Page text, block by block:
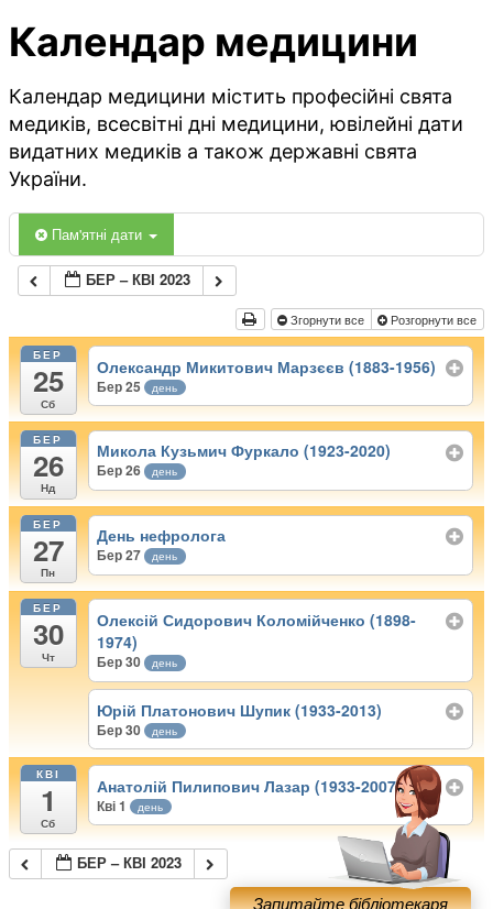
Календар медицини
Календар медицини містить професійні свята
медиків, всесвітні дні медицини, ювілейні дати
видатних медиків а також державні свята
України.
Пам'ятні дати
БЕР – КВІ 2023
Згорнути все Розгорнути все
БЕР
25
Сб
Олександр Микитович Марзєєв (1883-1956)
Бер 25 день
БЕР
26
Нд
Микола Кузьмич Фуркало (1923-2020)
Бер 26 день
БЕР
27
Пн
День нефролога
Бер 27 день
БЕР
30
Чт
Олексій Сидорович Коломійченко (1898-
1974)
Бер 30 день
Юрій Платонович Шупик (1933-2013)
Бер 30 день
КВІ
1
Сб
Анатолій Пилипович Лазар (1933-2007)
Кві 1 день
БЕР – КВІ 2023